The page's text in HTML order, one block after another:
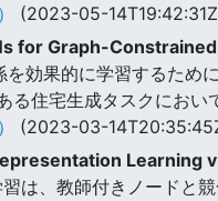
(2023-05-
for Graph-
を効果的に学習するた
る住宅生成タスクにおい
(2023-03-
Learning
は、教師付きノードと